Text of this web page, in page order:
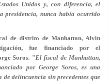
Unidos y, con diferencia, el
presidencia,nunca había ocurrido
de distrito de Manhattan, Alvin
fue financiado por el
Soros. "El fiscal de Manhattan,
por George Soros, es una
delincuencia sin precedentes que